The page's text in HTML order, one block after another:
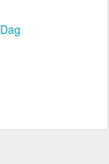
Dag